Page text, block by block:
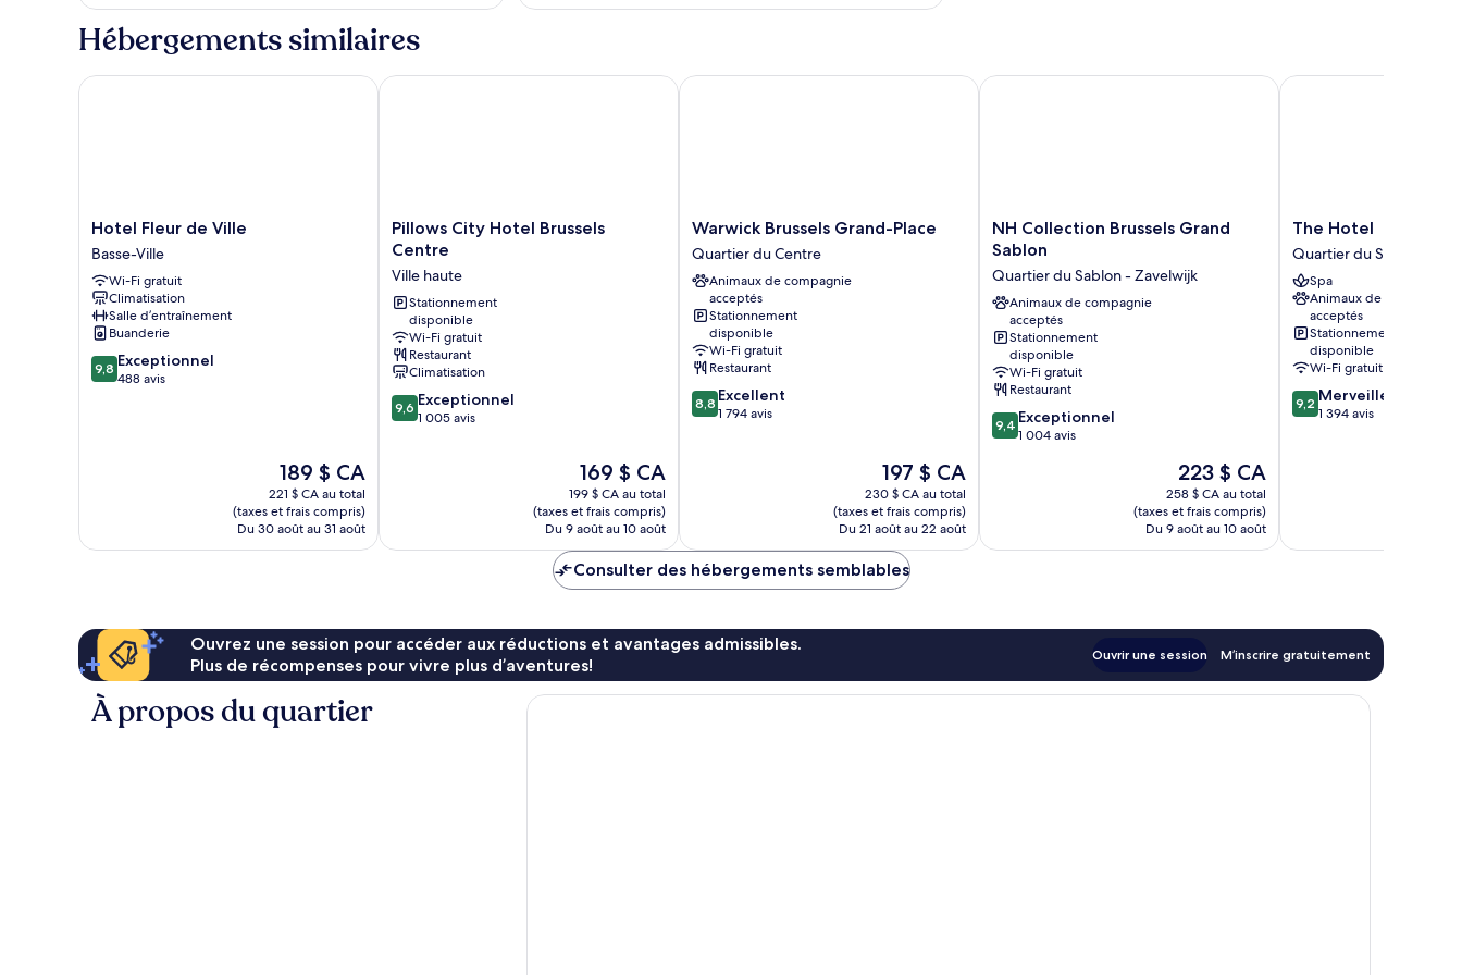
Hébergements similaires
Hotel
Fleur
de
Ville
Basse-
Ville
Hotel Fleur de Ville
Basse-Ville
Wi-Fi gratuit
Climatisation
Salle d’entraînement
Buanderie
9.8
sur
9,8 Exceptionnel
488 avis
Le
prix
est
de
189 $ CA
189 $ CA
221 $ CA au total
(taxes et frais compris)
Du 30 août au 31 août
Hotel Fleur de Ville
Pillows
City
Brussels
Centre
Ville
haute
Pillows City Hotel Brussels
Centre
Ville haute
Stationnement
disponible
Wi-Fi gratuit
Restaurant
Climatisation
9.6
sur
9,6 Exceptionnel
1 005 avis
Le
prix
est
de
169 $ CA
169 $ CA
199 $ CA au total
(taxes et frais compris)
Du 9 août au 10 août
Pillows City Hotel Brussels Centre
Warwick
Brussels
Grand-
Place
Quartier
du
Centre
Warwick Brussels Grand-Place
Quartier du Centre
Animaux de compagnie
acceptés
Stationnement
disponible
Wi-Fi gratuit
Restaurant
8.8
sur
8,8 Excellent
1 794 avis
Le
prix
est
de
197 $ CA
197 $ CA
230 $ CA au total
(taxes et frais compris)
Du 21 août au 22 août
Warwick Brussels Grand-Place
NH
Collection
Grand
Sablon
Quartier
du
Sablon
-
Zavelwijk
NH Collection Brussels Grand
Sablon
Quartier du Sablon - Zavelwijk
Animaux de compagnie
acceptés
Stationnement
disponible
Wi-Fi gratuit
Restaurant
9.4
sur
9,4 Exceptionnel
1 004 avis
Le
prix
est
de
223 $ CA
223 $ CA
258 $ CA au total
(taxes et frais compris)
Du 9 août au 10 août
NH Collection Brussels Grand Sablon
The
Hotel
Quartier
du
Sablon
-
Zavelwijk
The Hotel
Quartier du Sablon -
Spa
Animaux de compagnie
acceptés
Stationnement
disponible
Wi-Fi gratuit
9.2
sur
9,2 Merveilleux
1 394 avis
The Hotel
Consulter des hébergements semblables
Ouvrez une session pour accéder aux réductions et avantages admissibles.
Plus de récompenses pour vivre plus d’aventures!
Ouvrir une session M’inscrire gratuitement
À propos du quartier